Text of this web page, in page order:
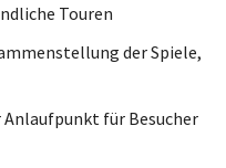
Touren
der Spiele,
für Besucher